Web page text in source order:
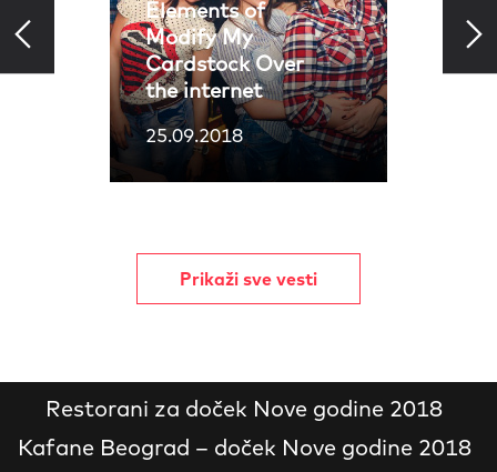
Elements of
Modify My
Cardstock Over
the internet
25.09.2018
Prikaži sve vesti
Restorani za doček Nove godine 2018
Kafane Beograd – doček Nove godine 2018